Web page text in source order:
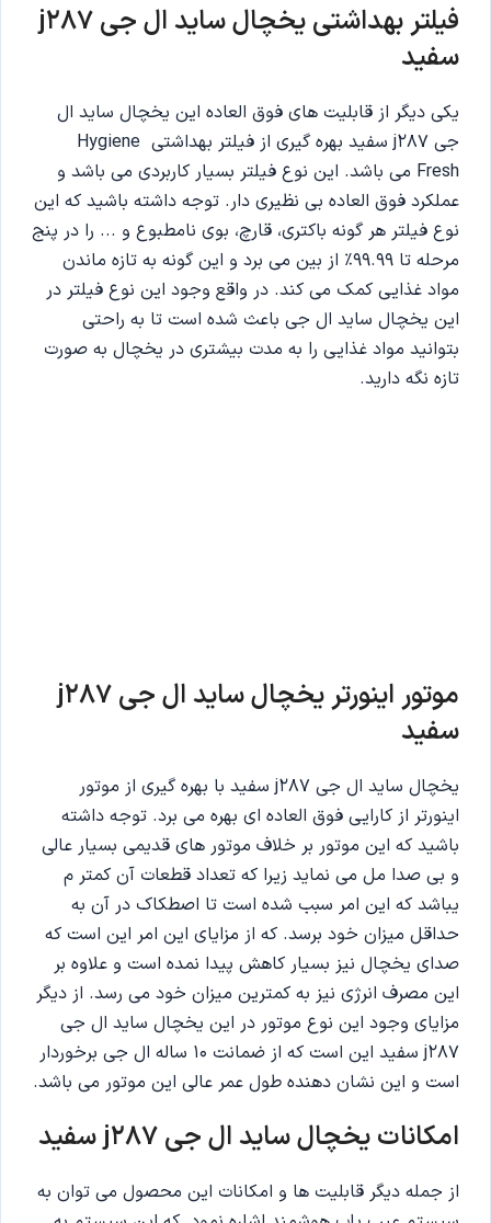
فیلتر بهداشتی یخچال ساید ال جی j287
سفید
یکی دیگر از قابلیت های فوق العاده این یخچال ساید ال
جی j287 سفید بهره گیری از فیلتر بهداشتی Hygiene
Fresh می باشد. این نوع فیلتر بسیار کاربردی می باشد و
عملکرد فوق العاده بی نظیری دار. توجه داشته باشید که این
نوع فیلتر هر گونه باکتری، قارچ، بوی نامطبوع و ... را در پنج
مرحله تا 99.99% از بین می برد و این گونه به تازه ماندن
مواد غذایی کمک می کند. در واقع وجود این نوع فیلتر در
این یخچال ساید ال جی باعث شده است تا به راحتی
بتوانید مواد غذایی را به مدت بیشتری در یخچال به صورت
تازه نگه دارید.
موتور اینورتر یخچال ساید ال جی j287
سفید
یخچال ساید ال جی j287 سفید با بهره گیری از موتور
اینورتر از کارایی فوق العاده ای بهره می برد. توجه داشته
باشید که این موتور بر خلاف موتور های قدیمی بسیار عالی
و بی صدا مل می نماید زیرا که تعداد قطعات آن کمتر م
یباشد که این امر سبب شده است تا اصطکاک در آن به
حداقل میزان خود برسد. که از مزایای این امر این است که
صدای یخچال نیز بسیار کاهش پیدا نمده است و علاوه بر
این مصرف انرژی نیز به کمترین میزان خود می رسد. از دیگر
مزایای وجود این نوع موتور در این یخچال ساید ال جی
j287 سفید این است که از ضمانت 10 ساله ال جی برخوردار
است و این نشان دهنده طول عمر عالی این موتور می باشد.
امکانات یخچال ساید ال جی j287 سفید
از جمله دیگر قابلیت ها و امکانات این محصول می توان به